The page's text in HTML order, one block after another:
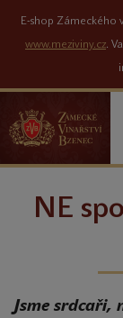
E-shop Zámeckého
www.meziviny.cz.
NE
Jsme srdcaři,